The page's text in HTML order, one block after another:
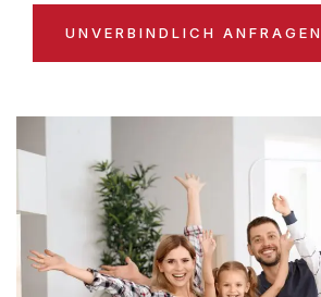
UNVERBINDLICH ANFRAGEN